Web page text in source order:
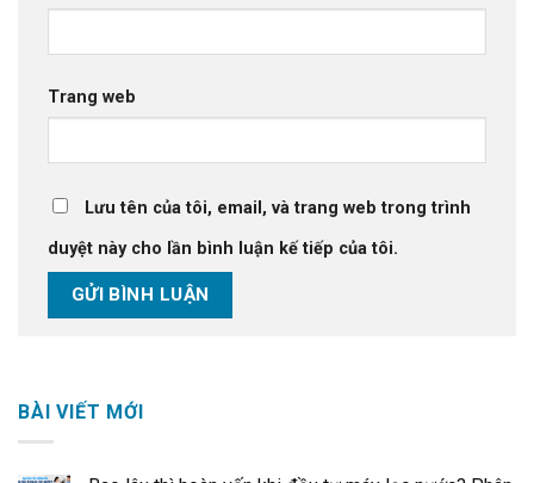
Trang web
Lưu tên của tôi, email, và trang web trong trình
duyệt này cho lần bình luận kế tiếp của tôi.
BÀI VIẾT MỚI